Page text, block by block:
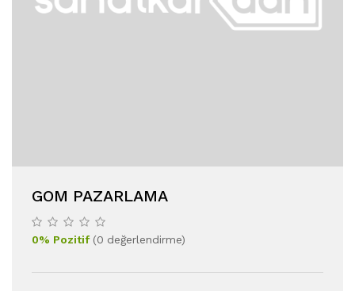
GOM PAZARLAMA
0% Pozitif(0 değerlendirme)